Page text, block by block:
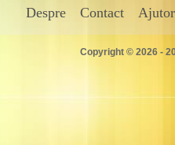
Despre Contact Ajutor
Copyright © 2026 -